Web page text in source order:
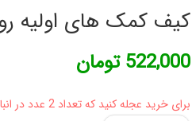
کیف کمک های اولیه
522,000 تومان
برای خرید عجله کنید که تعداد 2 عدد در انبار موجود است